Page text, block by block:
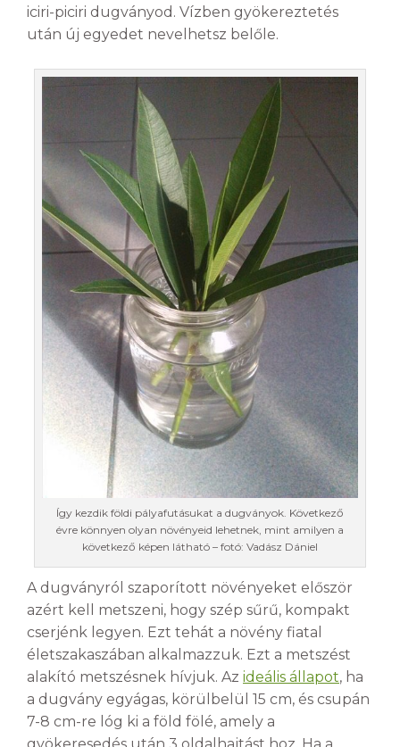
iciri-piciri dugványod. Vízben gyökereztetés
után új egyedet nevelhetsz belőle.
Így kezdik földi pályafutásukat a dugványok. Következő
évre könnyen olyan növényeid lehetnek, mint amilyen a
következő képen látható – fotó: Vadász Dániel
A dugványról szaporított növényeket először
azért kell metszeni, hogy szép sűrű, kompakt
cserjénk legyen. Ezt tehát a növény fiatal
életszakaszában alkalmazzuk. Ezt a metszést
alakító metszésnek hívjuk. Az ideális állapot, ha
a dugvány egyágas, körülbelül 15 cm, és csupán
7-8 cm-re lóg ki a föld fölé, amely a